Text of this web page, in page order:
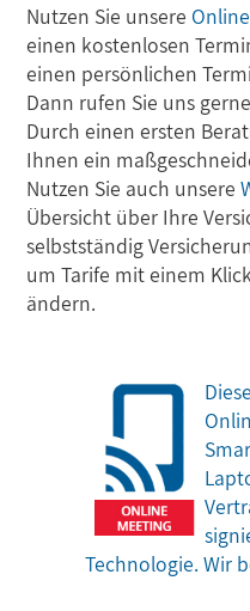
Nutzen Sie unsere
einen kostenlosen
einen persönlichen
Dann rufen Sie uns
Durch einen ersten
Ihnen ein
Nutzen Sie auch unsere
Übersicht über Ihre
selbstständig
um Tarife mit einem
ändern.
Technologie. Wir